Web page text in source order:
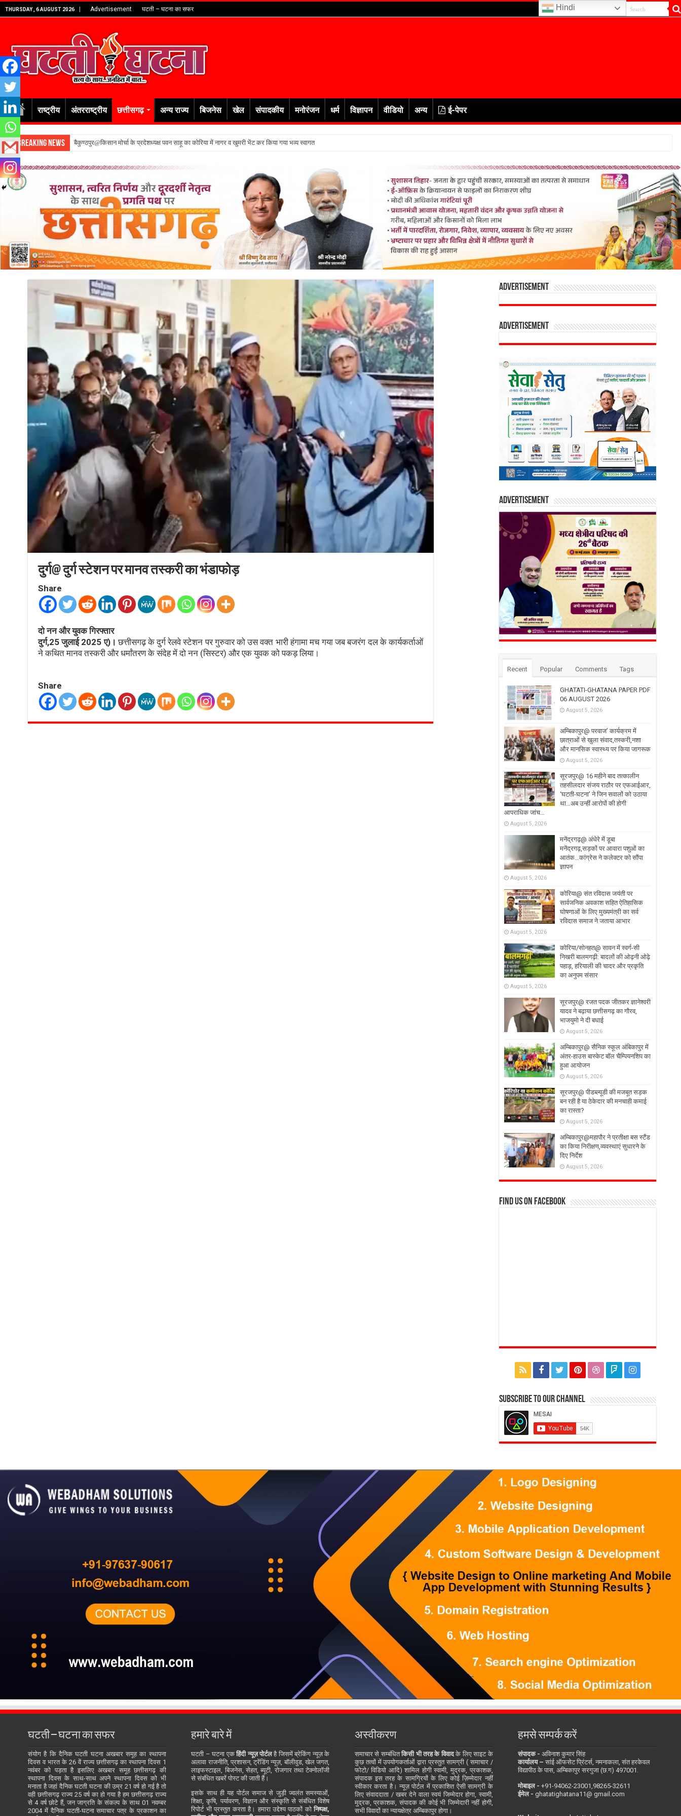
THURSDAY , 6 AUGUST 2026 Advertisement घटती – घटना का सफर
राष्ट्रीय अंतरराष्ट्रीय छत्तीसगढ़ अन्य राज्य बिजनेस खेल संपादकीय मनोरंजन धर्म विज्ञापन वीडियो अन्य ई-पेपर
Breaking News बैकुण्ठपुर@किसान मोर्चा के प्रदेशध्यक्ष पवन साहू का कोरिया में नागर व खुमरी भेंट कर किया गया भव्य स्वागत
दुर्ग@ दुर्ग स्टेशन पर मानव तस्करी का भंडाफोड़
Share
दो नन और युवक गिरफ्तार
दुर्ग,25 जुलाई 2025 ए)। छत्तीसगढ़ के दुर्ग रेलवे स्टेशन पर गुरुवार को उस वक्त भारी हंगामा मच गया जब बजरंग दल के कार्यकर्ताओं
ने कथित मानव तस्करी और धर्मांतरण के संदेह में दो नन (सिस्टर) और एक युवक को पकड़ लिया।
Share
Advertisement
Advertisement
Advertisement
Recent Popular Comments Tags
GHATATI-GHATANA PAPER PDF
06 AUGUST 2026
August 5, 2026
अम्बिकापुर@ परवाज’ कार्यक्रम में
छात्राओं से खुला संवाद,तस्करी,नशा
और मानसिक स्वास्थ्य पर किया जागरूक
August 5, 2026
सूरजपुर@ 16 महीने बाद तत्कालीन
तहसीलदार संजय राठौर पर एफआईआर,
‘घटती-घटना’ ने जिन सवालों को उठाया
था…अब उन्हीं आरोपों की होगी
आपराधिक जांच…
August 5, 2026
मनेंद्रगढ़@ अंधेरे में डूबा
मनेंद्रगढ़,सड़कों पर आवारा पशुओं का
आतंक…कांग्रेस ने कलेक्टर को सौंपा
ज्ञापन
August 5, 2026
कोरिया@ संत रविदास जयंती पर
सार्वजनिक अवकाश सहित ऐतिहासिक
घोषणाओं के लिए मुख्यमंत्री का सर्व
रविदास समाज ने जताया आभार
August 5, 2026
कोरिया/सोनहत@ सावन में स्वर्ग-सी
निखरी बालमगढ़ी: बादलों की ओढ़नी ओढ़े
पहाड़, हरियाली की चादर और प्रकृति
का अनुपम संसार
August 5, 2026
सूरजपुर@ रजत पदक जीतकर ज्ञानेश्वरी
यादव ने बढ़ाया छत्तीसगढ़ का गौरव,
भाजयुमो ने दी बधाई
August 5, 2026
अम्बिकापुर@ सैनिक स्कूल अंबिकापुर में
अंतर-हाउस बास्केट बॉल चैम्पियनशिप का
हुआ आयोजन
August 5, 2026
सूरजपुर@ पीडब्ल्यूडी की मजबूत सड़क
बन रही है या ठेकेदार की मनचाही कमाई
का रास्ता?
August 5, 2026
अम्बिकापुर@महापौर ने प्रतीक्षा बस स्टैंड
का किया निरीक्षण,व्यवस्थाएं सुधारने के
दिए निर्देश
August 5, 2026
Find us on Facebook
Subscribe to our Channel
घटती – घटना का सफर
संयोग है कि दैनिक घटती घटना अखबार समूह का स्थापना
दिवस व भारत के 26 वें राज्य छत्तीसगढ़ का स्थापना दिवस 1
नवंबर को पड़ता है इसलिए अखबार समूह छत्तीसगढ़ की
स्थापना दिवस के साथ-साथ अपने स्थापना दिवस को भी
मनाता है जहां दैनिक घटती घटना की उम्र 21 वर्ष हो गई है तो
वही छत्तीसगढ़ राज्य 25 वर्ष का हो गया है हम छत्तीसगढ़ राज्य
से 4 वर्ष छोटे हैं, जन जाग्रति के संकल्प के साथ 01 नवम्बर
2004 में दैनिक घटती-घटना समाचार पत्र के प्रकाशन का
हमारे बारे में
घटती – घटना एकहिंदी न्यूज़ पोर्टलहै जिसमें ब्रेकिंग न्यूज़ के
अलावा राजनीति, प्रशासन, ट्रेंडिंग न्यूज़, बॉलीवुड, खेल जगत,
लाइफस्टाइल, बिजनेस, सेहत, ब्यूटी, रोजगार तथा टेक्नोलॉजी
से संबंधित खबरें पोस्ट की जाती हैं।
इसके साथ ही यह पोर्टल समाज से जुड़ी ज्वलंत समस्याओं,
शिक्षा, कृषि, पर्यावरण, विज्ञान और संस्कृति से संबंधित विशेष
रिपोर्ट भी प्रस्तुत करता है। हमारा उद्देश्य पाठकों कोनिष्पक्ष,
अस्वीकरण
समाचार से सम्बंधितकिसी भी तरह के विवादके लिए साइट के
कुछ तत्वों में उपयोगकर्ताओं द्वारा प्रस्तुत सामग्री ( समाचार /
फोटो/ विडियो आदि) शामिल होगी स्वामी, मुद्रक, प्रकाशक,
संपादक इस तरह के सामग्रियों के लिए कोई ज़िम्मेदार नहीं
स्वीकार करता है। न्यूज़ पोर्टल में प्रकाशित ऐसी सामग्री के
लिए संवाददाता / खबर देने वाला स्वयं जिम्मेदार होगा, स्वामी,
मुद्रक, प्रकाशक, संपादक की कोई भी जिम्मेदारी नहीं होगी,
सभी विवादों का न्यायक्षेत्र अम्बिकापुर होगा।
हमसे सम्पर्क करें
संपादक -अविनाश कुमार सिंह
कार्यालय –सांई ऑफसेट प्रिंटर्स, नमनाकला, संत हरकेवल
विद्यापीठ के पास, अम्बिकापुर सरगुजा (छ.ग) 497001.
मोबाइल - ‪+91-94062-23001‬,98265-32611
ईमेल -ghatatighatana11@ gmail.com
Hindi